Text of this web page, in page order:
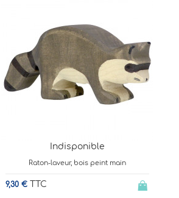
Indisponible
Raton-laveur, bois peint main
9,30 € TTC